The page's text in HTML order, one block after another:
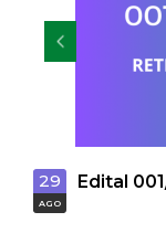
G
29
AGO
Edital